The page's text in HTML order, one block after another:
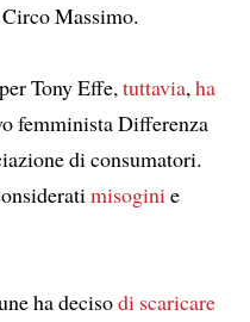
Massimo.
Tony Effe,tuttavia,ha
femminista Differenza
di consumatori.
misoginie
ha decisodi scaricare